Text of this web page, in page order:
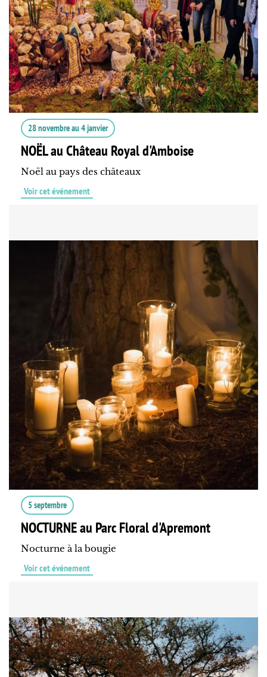
28 novembreau4 janvier
NOËL au Château Royal d'Amboise
Noël au pays des châteaux
Voir cet événement
5 septembre
NOCTURNE au Parc Floral d'Apremont
Nocturne à la bougie
Voir cet événement